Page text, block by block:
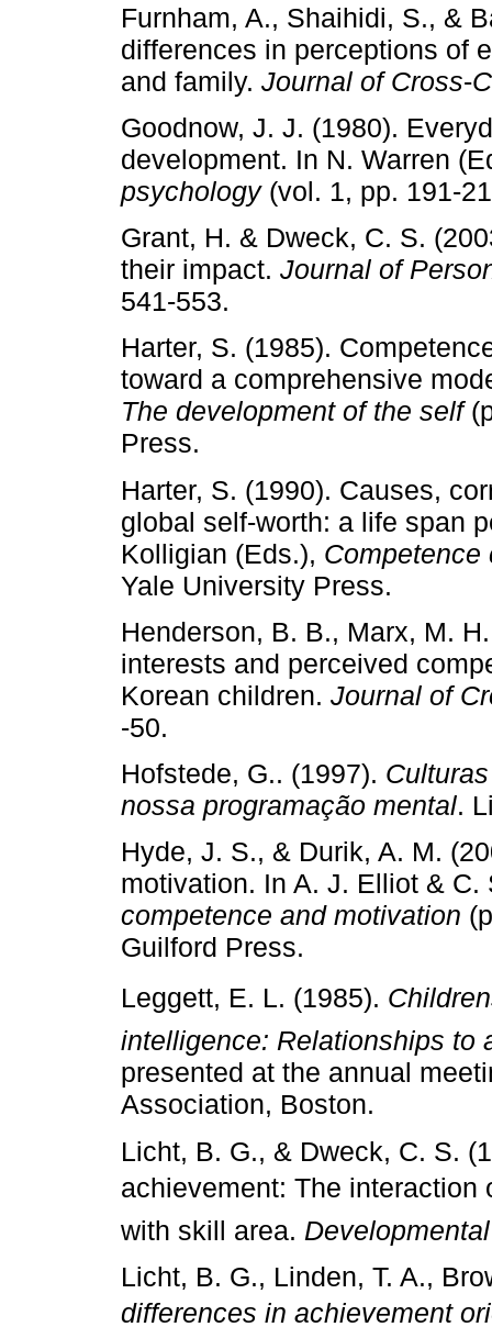
Furnham, A., Shaihidi, S., &
differences in perceptions of
and family. Journal of Cross­‑
Goodnow, J. J. (1980).
development. In N. Warren
psychology(vol. 1, pp.
Grant, H. & Dweck, C. S.
their impact. Journal of
541­‑553.
Harter, S. (1985).
toward a comprehensive
The development of the self
Press.
Harter, S. (1990). Causes,
global self­‑worth: a life span
Kolligian (Eds.), Competence
Yale University Press.
Henderson, B. B., Marx, M.
interests and perceived
Korean children. Journal of
‑50.
Hofstede, G.. (1997).
nossa programação mental.
Hyde, J. S., & Durik, A. M.
motivation. In A. J. Elliot &
competence and motivation
Guilford Press.
Leggett, E. L. (1985).
intelligence: Relationships to
presented at the annual
Association, Boston.
Licht, B. G., & Dweck, C. S.
achievement: The interaction
with skill area.
Licht, B. G., Linden, T. A.,
differences in achievement